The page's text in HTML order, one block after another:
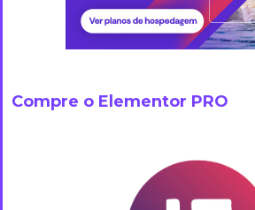
Compre o Elementor PRO